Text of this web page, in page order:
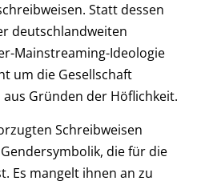
Statt dessen
deutschlandweiten
Mainstreaming-Ideologie
um die Gesellschaft
Gründen der Höflichkeit.
Schreibweisen
die für die
Es mangelt ihnen an zu